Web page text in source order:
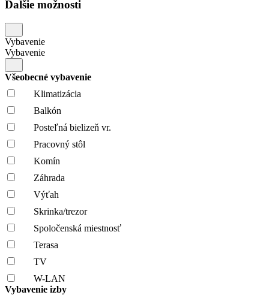
Ďalšie možnosti
Vybavenie
Vybavenie
Všeobecné vybavenie
Klimatizácia
Balkón
Posteľná bielizeň vr.
Pracovný stôl
Komín
Záhrada
Výťah
Skrinka/trezor
Spoločenská miestnosť
Terasa
TV
W-LAN
Vybavenie izby